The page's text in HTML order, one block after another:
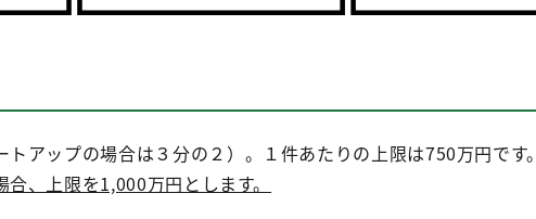
アップの場合は３分の２）。１件あたりの上限は750万円です。
、上限を1,000万円とします。